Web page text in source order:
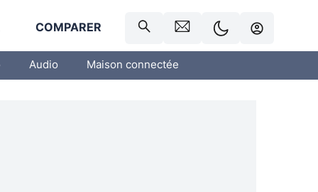
COMPARER
Audio Maison connectée